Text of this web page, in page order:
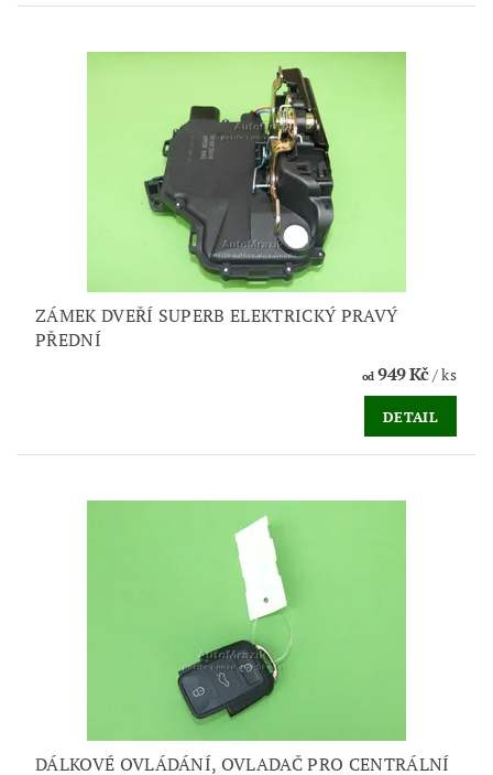
ZÁMEK DVEŘÍ SUPERB ELEKTRICKÝ PRAVÝ
PŘEDNÍ
od949 Kč/ ks
DETAIL
DÁLKOVÉ OVLÁDÁNÍ, OVLADAČ PRO CENTRÁLNÍ